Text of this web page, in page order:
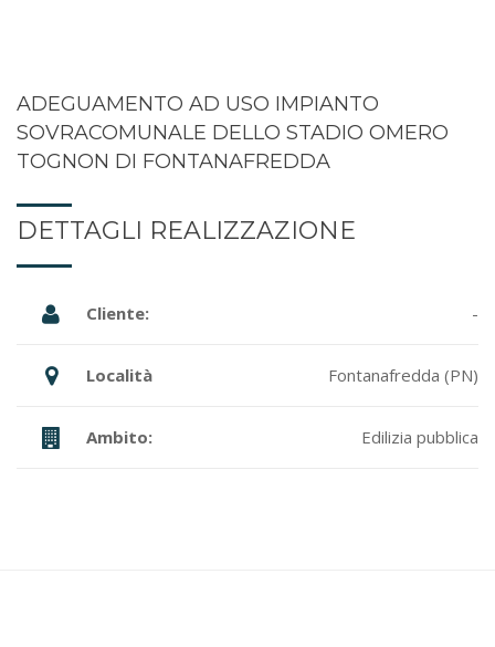
ADEGUAMENTO AD USO IMPIANTO
SOVRACOMUNALE DELLO STADIO OMERO
TOGNON DI FONTANAFREDDA
DETTAGLI REALIZZAZIONE
Cliente: -
Località Fontanafredda (PN)
Ambito: Edilizia pubblica